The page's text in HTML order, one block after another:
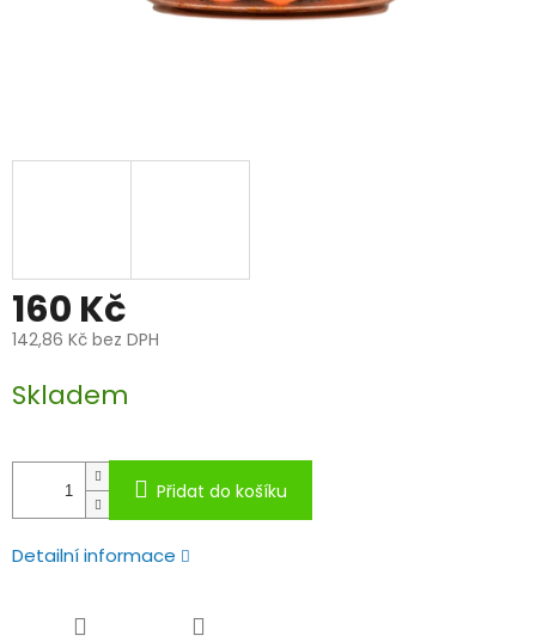
160 Kč
142,86 Kč bez DPH
cena:
Skladem
Přidat do košíku
Detailní informace